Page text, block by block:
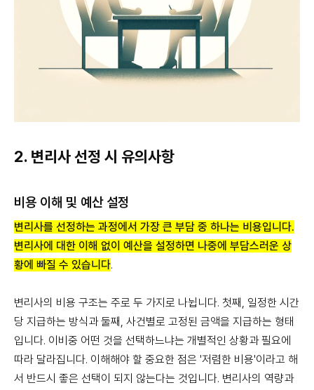
2. 변리사 선정 시 유의사항
비용 이해 및 예산 설정
변리사를 선정하는 과정에서 가장 큰 부담 중 하나는 비용입니다.
변리사에 대한 이해 없이 예산을 설정하면 나중에 부담스러운 상
황에 빠질 수 있습니다.
변리사의 비용 구조는 주로 두 가지로 나뉩니다. 첫째, 일정한 시간
당 지급하는 방식과 둘째, 사건별로 고정된 금액을 지급하는 형태
입니다. 이비중 어떤 것을 선택하느냐는 개별적인 상황과 필요에
따라 달라집니다. 이해해야 할 중요한 점은 '저렴한 비용'이라고 해
서 반드시 좋은 선택이 되지 않는다는 것입니다. 변리사의 역량과